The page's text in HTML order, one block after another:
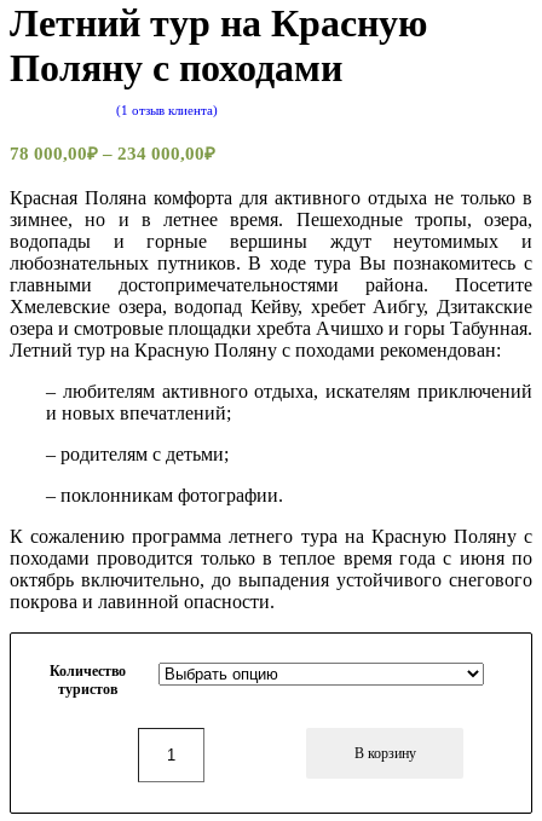
Летний тур на Красную
Поляну с походами
5.00из 5 на
опроса
1
пользователя
(1 отзыв клиента)
78 000,00₽ – 234 000,00₽
Красная Поляна комфорта для активного отдыха не только в
зимнее, но и в летнее время. Пешеходные тропы, озера,
водопады и горные вершины ждут неутомимых и
любознательных путников. В ходе тура Вы познакомитесь с
главными достопримечательностями района. Посетите
Хмелевские озера, водопад Кейву, хребет Аибгу, Дзитакские
озера и смотровые площадки хребта Ачишхо и горы Табунная.
Летний тур на Красную Поляну с походами рекомендован:
– любителям активного отдыха, искателям приключений
и новых впечатлений;
– родителям с детьми;
– поклонникам фотографии.
К сожалению программа летнего тура на Красную Поляну с
походами проводится только в теплое время года с июня по
октябрь включительно, до выпадения устойчивого снегового
покрова и лавинной опасности.
Количество
туристов
В корзину